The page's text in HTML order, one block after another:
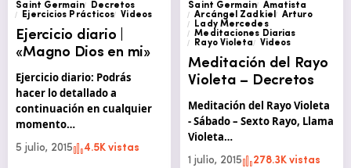
Saint Germain
Decretos
Ejercicios Prácticos
Videos
Ejercicio diario |
«Magno Dios en mi»
Ejercicio diario: Podrás
hacer lo detallado a
continuación en cualquier
momento…
5 julio, 2015 4.5K vistas
Saint Germain
Amatista
Arcángel Zadkiel
Arturo
Lady Mercedes
Meditaciones Diarias
Rayo Violeta
Videos
Meditación del Rayo
Violeta – Decretos
Meditación del Rayo Violeta
- Sábado – Sexto Rayo, Llama
Violeta…
1 julio, 2015 278.3K vistas